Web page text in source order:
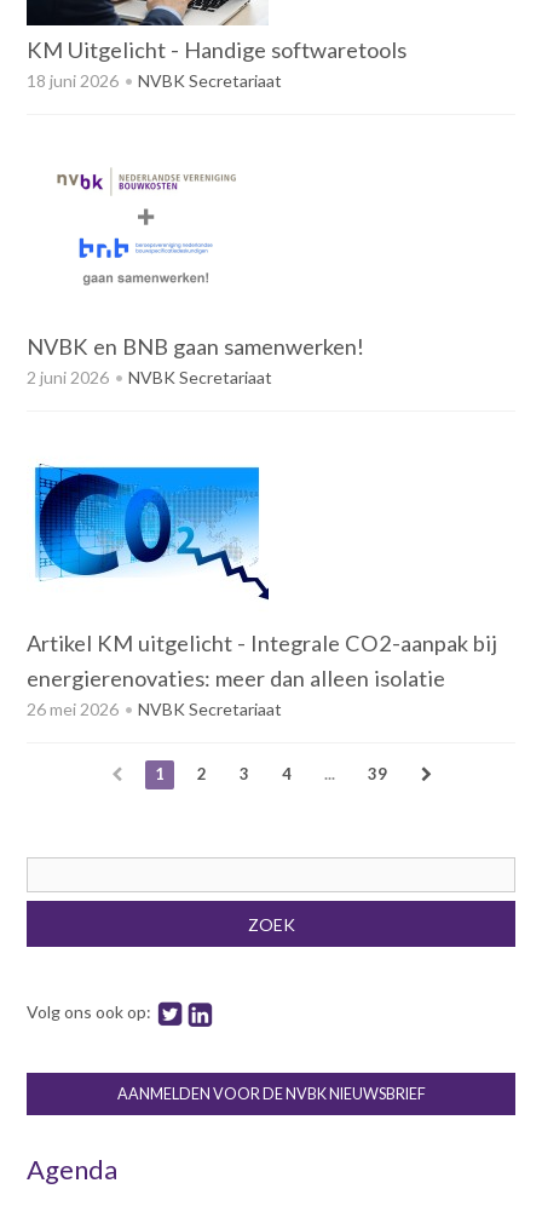
KM Uitgelicht - Handige softwaretools
18 juni 2026 NVBK Secretariaat
NVBK en BNB gaan samenwerken!
2 juni 2026 NVBK Secretariaat
Artikel KM uitgelicht - Integrale CO2-aanpak bij
energierenovaties: meer dan alleen isolatie
26 mei 2026 NVBK Secretariaat
1 2 3 4 ... 39
ZOEK
Volg ons ook op:
AANMELDEN VOOR DE NVBK NIEUWSBRIEF
Agenda